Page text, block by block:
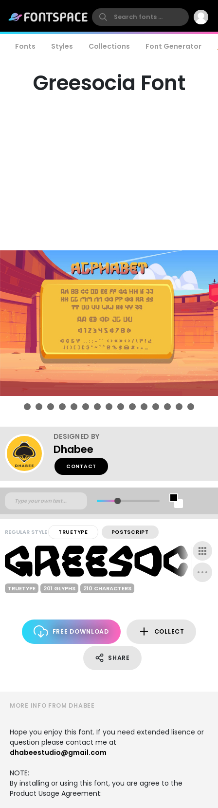
Fonts Styles Collections Font Generator
Greesocia Font
DESIGNED BY
Dhabee
CONTACT
REGULAR STYLE TRUETYPE POSTSCRIPT
TRUETYPE 201 GLYPHS 210 CHARACTERS
FREE DOWNLOAD COLLECT
SHARE
MORE INFO FROM DHABEE
Hope you enjoy this font. If you need extended lisence or
question please contact me at
dhabeestudio@gmail.com
NOTE:
By installing or using this font, you are agree to the
Product Usage Agreement: